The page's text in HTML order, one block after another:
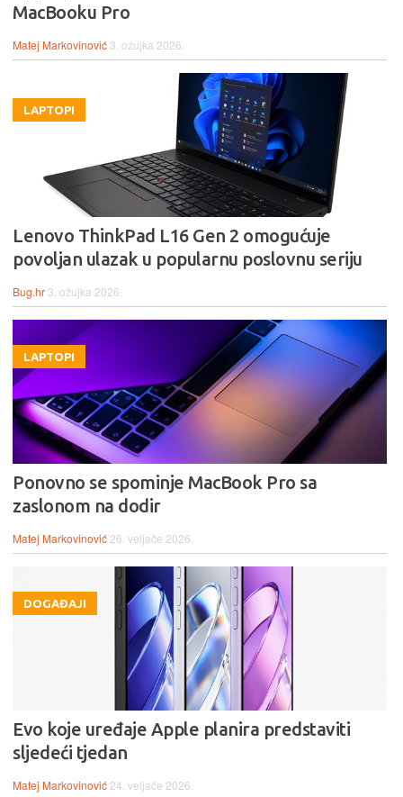
MacBooku Pro
Matej Markovinović 3. ožujka 2026.
LAPTOPI
Lenovo ThinkPad L16 Gen 2 omogućuje
povoljan ulazak u popularnu poslovnu seriju
Bug.hr 3. ožujka 2026.
LAPTOPI
Ponovno se spominje MacBook Pro sa
zaslonom na dodir
Matej Markovinović 26. veljače 2026.
DOGAĐAJI
Evo koje uređaje Apple planira predstaviti
sljedeći tjedan
Matej Markovinović 24. veljače 2026.